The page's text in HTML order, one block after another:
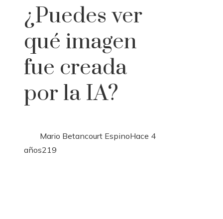
¿Puedes ver
qué imagen
fue creada
por la IA?
Mario Betancourt EspinoHace 4
años219